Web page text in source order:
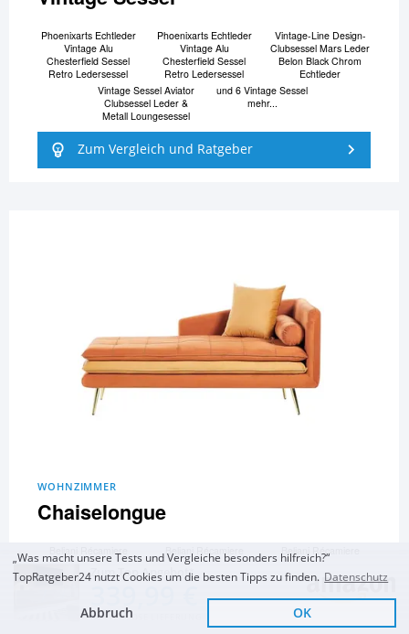
Zum Top Angebot
KOSTENLOSE LIEFERUNG
Phoenixarts Echtleder
Vintage Alu
Chesterfield Sessel
Retro Ledersessel
Phoenixarts Echtleder
Vintage Alu
Chesterfield Sessel
Retro Ledersessel
Vintage-Line Design-
Clubsessel Mars Leder
Belon Black Chrom
Echtleder
Vintage Sessel Aviator
Clubsessel Leder &
Metall Loungesessel
und 6 Vintage Sessel
mehr...
Zum Vergleich und Ratgeber
WOHNZIMMER
Chaiselongue
Beliani Ré­ca­mi­e­re
Samt orange
Beliani Ré­ca­mi­e­re
Samt Hellbraun
Beliani Ré­ca­mi­e­re
Samt beige Taupe
Beliani Ré­ca­mi­e­re
und 15 Chaiselongues
Zum Vergleich und Ratgeber
„Was macht unsere Tests und Vergleiche besonders hilfreich?“
TopRatgeber24 nutzt Cookies um die besten Tipps zu finden. Datenschutz
Abbruch OK